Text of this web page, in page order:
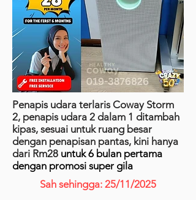
Penapis udara terlaris Coway Storm
2, penapis udara 2 dalam 1 ditambah
kipas, sesuai untuk ruang besar
dengan penapisan pantas, kini hanya
dari Rm28 untuk 6 bulan pertama
dengan promosi super gila
Sah sehingga: 25/11/2025